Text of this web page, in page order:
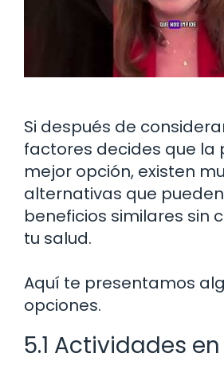
Si después de
factores decides que la
mejor opción, existen
alternativas que
beneficios similares sin
tu salud.
Aquí te presentamos
opciones.
5.1 Actividades